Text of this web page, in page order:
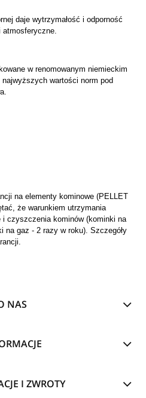
daje wytrzymałość i odporność
atmosferyczne.
w renomowanym niemieckim
wartości norm pod
na elementy kominowe (PELLET
że warunkiem utrzymania
i czyszczenia kominów (kominki na
na gaz - 2 razy w roku). Szczegóły
NAS
I ZWROTY